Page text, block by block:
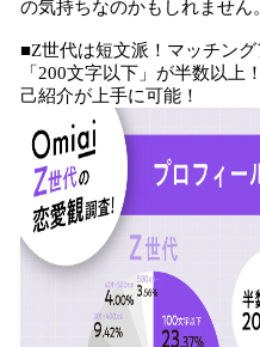
の気持ちなのかもしれません。
■Z世代は短文派！マッチン
「200文字以下」が半数以上
己紹介が上手に可能！